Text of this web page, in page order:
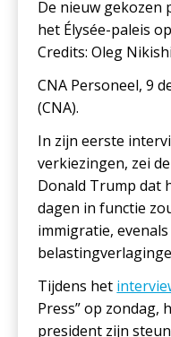
De nieuw gekozen
het Élysée-paleis
Credits: Oleg
CNA Personeel, 9
(CNA).
In zijn eerste
verkiezingen, zei
Donald Trump dat
dagen in functie
immigratie,
Tijdens het
Press” op zondag,
president zijn